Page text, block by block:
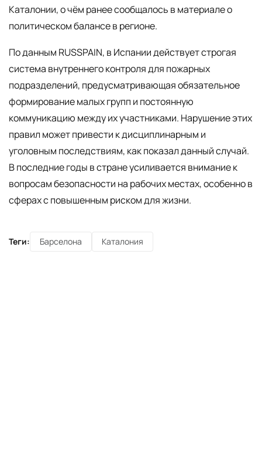
Каталонии, о чём ранее сообщалось в материале о
политическом балансе в регионе.
По данным RUSSPAIN, в Испании действует строгая
система внутреннего контроля для пожарных
подразделений, предусматривающая обязательное
формирование малых групп и постоянную
коммуникацию между их участниками. Нарушение этих
правил может привести к дисциплинарным и
уголовным последствиям, как показал данный случай.
В последние годы в стране усиливается внимание к
вопросам безопасности на рабочих местах, особенно в
сферах с повышенным риском для жизни.
Теги: Барселона Каталония